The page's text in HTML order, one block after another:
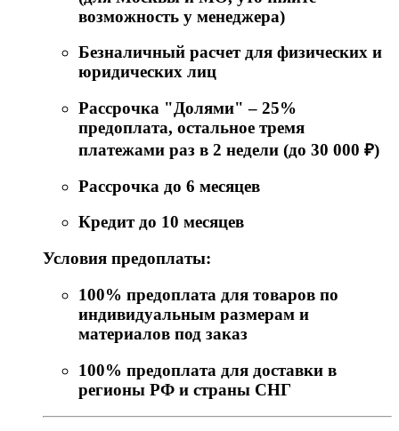
возможность у менеджера)
Безналичный расчет для физических и
юридических лиц
Рассрочка "Долями" – 25%
предоплата, остальное тремя
платежами раз в 2 недели (до 30 000 ₽)
Рассрочка до 6 месяцев
Кредит до 10 месяцев
Условия предоплаты:
100% предоплата для товаров по
индивидуальным размерам и
материалов под заказ
100% предоплата для доставки в
регионы РФ и страны СНГ